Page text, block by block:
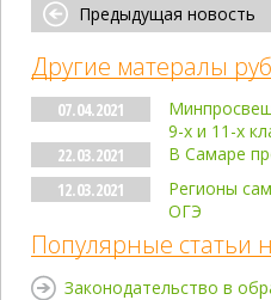
Предыдущая новость
Другие матералы
07.04.2021
9-х и 11-х
22.03.2021
В Самаре
12.03.2021
Регионы
ОГЭ
Популярные статьи
Законодательство в